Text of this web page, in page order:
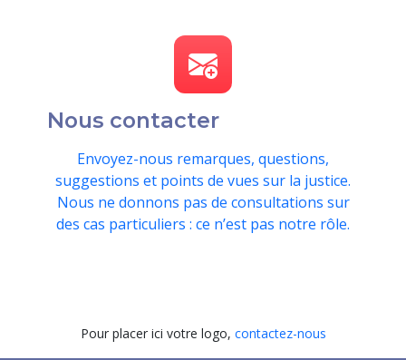
Nous contacter
Envoyez-nous remarques, questions,
suggestions et points de vues sur la justice.
Nous ne donnons pas de consultations sur
des cas particuliers : ce n’est pas notre rôle.
Pour placer ici votre logo, contactez-nous